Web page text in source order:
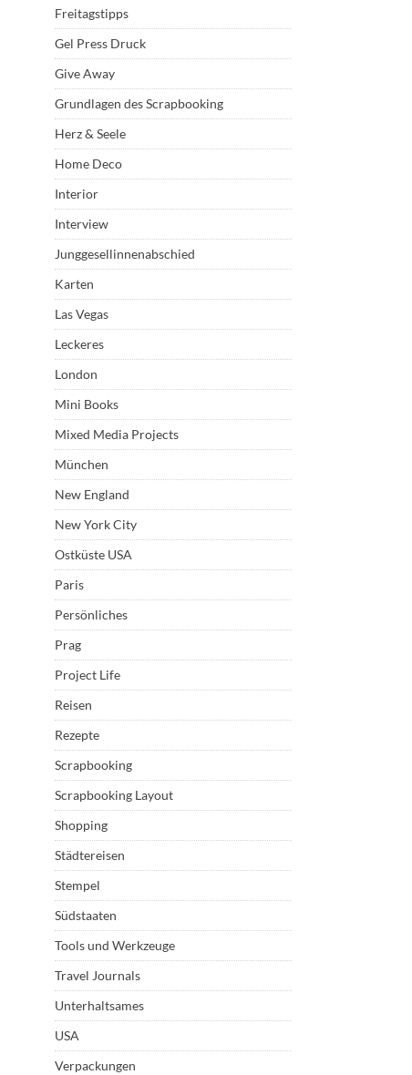
Freitagstipps
Gel Press Druck
Give Away
Grundlagen des Scrapbooking
Herz & Seele
Home Deco
Interior
Interview
Junggesellinnenabschied
Karten
Las Vegas
Leckeres
London
Mini Books
Mixed Media Projects
München
New England
New York City
Ostküste USA
Paris
Persönliches
Prag
Project Life
Reisen
Rezepte
Scrapbooking
Scrapbooking Layout
Shopping
Städtereisen
Stempel
Südstaaten
Tools und Werkzeuge
Travel Journals
Unterhaltsames
USA
Verpackungen